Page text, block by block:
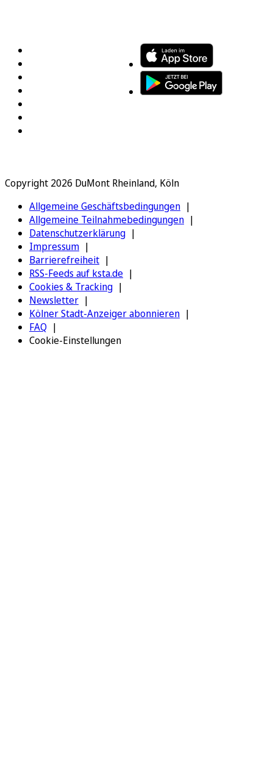
Copyright 2026 DuMont Rheinland, Köln
Allgemeine Geschäftsbedingungen
Allgemeine Teilnahmebedingungen
Datenschutzerklärung
Impressum
Barrierefreiheit
RSS-Feeds auf ksta.de
Cookies & Tracking
Newsletter
Kölner Stadt-Anzeiger abonnieren
FAQ
Cookie-Einstellungen